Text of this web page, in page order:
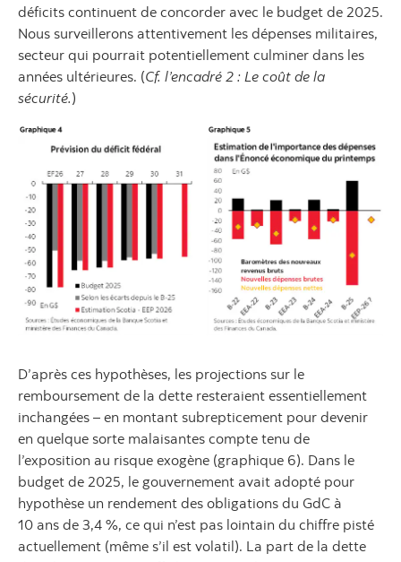
déficits continuent de concorder avec le budget de 2025.
Nous surveillerons attentivement les dépenses militaires,
secteur qui pourrait potentiellement culminer dans les
années ultérieures. (Cf. l’encadré 2 : Le coût de la
sécurité.)
D’après ces hypothèses, les projections sur le
remboursement de la dette resteraient essentiellement
inchangées – en montant subrepticement pour devenir
en quelque sorte malaisantes compte tenu de
l’exposition au risque exogène (graphique 6). Dans le
budget de 2025, le gouvernement avait adopté pour
hypothèse un rendement des obligations du GdC à
10 ans de 3,4 %, ce qui n’est pas lointain du chiffre pisté
actuellement (même s’il est volatil). La part de la dette